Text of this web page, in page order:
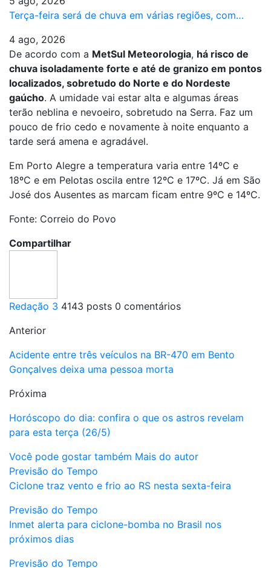
Terça-feira será de chuva em várias regiões, com…
4 ago, 2026
De acordo com a MetSul Meteorologia, há risco de
chuva isoladamente forte e até de granizo em pontos
localizados, sobretudo do Norte e do Nordeste
gaúcho. A umidade vai estar alta e algumas áreas
terão neblina e nevoeiro, sobretudo na Serra. Faz um
pouco de frio cedo e novamente à noite enquanto a
tarde será amena e agradável.
Em Porto Alegre a temperatura varia entre 14ºC e
18ºC e em Pelotas oscila entre 12ºC e 17ºC. Já em São
José dos Ausentes as marcam ficam entre 9ºC e 14ºC.
Fonte: Correio do Povo
Compartilhar
Redação 3 4143 posts 0 comentários
Anterior
Acidente entre três veículos na BR-470 em Bento
Gonçalves deixa uma pessoa morta
Próxima
Horóscopo do dia: confira o que os astros revelam
para esta terça (26/5)
Você pode gostar também Mais do autor
Previsão do Tempo
Ciclone traz vento e frio ao RS nesta sexta-feira
Previsão do Tempo
Inmet alerta para ciclone-bomba no Brasil nos
próximos dias
Previsão do Tempo